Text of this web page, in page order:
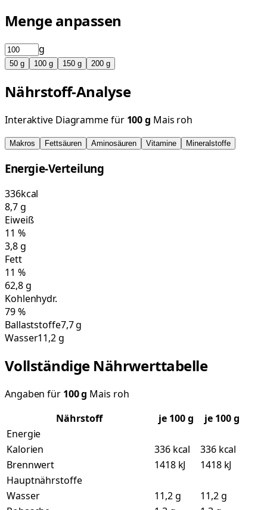
Menge anpassen
g
50 g 100 g 150 g 200 g
Nährstoff-Analyse
Interaktive Diagramme für 100g Mais roh
Makros Fettsäuren Aminosäuren Vitamine Mineralstoffe
Energie-Verteilung
336kcal
8,7g
Eiweiß
11 %
3,8g
Fett
11 %
62,8g
Kohlenhydr.
79%
Ballaststoffe7,7 g
Wasser11,2 g
Vollständige Nährwerttabelle
Angaben für 100g Mais roh
Nährstoff
je 100g
je 100 g
Energie
Kalorien
336 kcal
336 kcal
Brennwert
1418 kJ
1418 kJ
Hauptnährstoffe
Wasser
11,2 g
11,2 g